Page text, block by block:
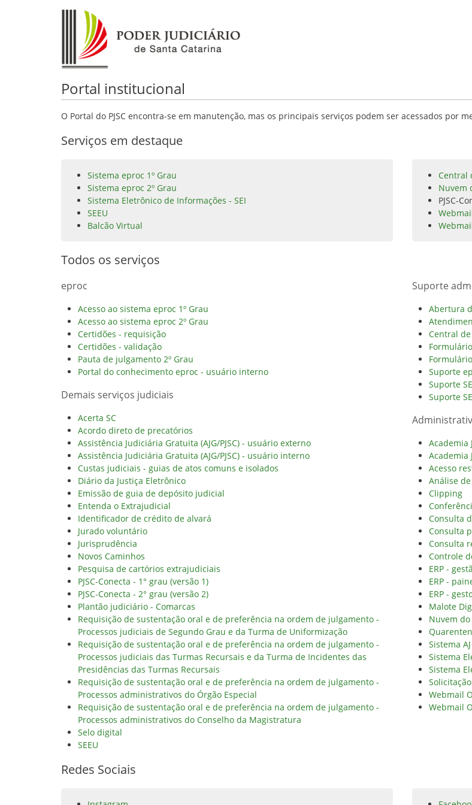
Portal institucional
O Portal do PJSC encontra-se em manutenção, mas os principais serviços podem ser acessados por
Serviços em destaque
Sistema eproc 1º Grau
Sistema eproc 2º Grau
Sistema Eletrônico de Informações - SEI
SEEU
Balcão Virtual
Central
Nuvem
PJSC-
Todos os serviços
eproc
Acesso ao sistema eproc 1º Grau
Acesso ao sistema eproc 2º Grau
Certidões - requisição
Certidões - validação
Pauta de julgamento 2º Grau
Portal do conhecimento eproc - usuário interno
Demais serviços judiciais
Acerta SC
Acordo direto de precatórios
Assistência Judiciária Gratuita (AJG/PJSC) - usuário externo
Assistência Judiciária Gratuita (AJG/PJSC) - usuário interno
Custas judiciais - guias de atos comuns e isolados
Diário da Justiça Eletrônico
Emissão de guia de depósito judicial
Entenda o Extrajudicial
Identificador de crédito de alvará
Jurado voluntário
Jurisprudência
Novos Caminhos
Pesquisa de cartórios extrajudiciais
PJSC-Conecta - 1° grau (versão 1)
PJSC-Conecta - 2° grau (versão 2)
Plantão judiciário - Comarcas
Requisição de sustentação oral e de preferência na ordem de julgamento -
Processos judiciais de Segundo Grau e da Turma de Uniformização
Requisição de sustentação oral e de preferência na ordem de julgamento -
Processos judiciais das Turmas Recursais e da Turma de Incidentes das
Presidências das Turmas Recursais
Requisição de sustentação oral e de preferência na ordem de julgamento -
Processos administrativos do Órgão Especial
Requisição de sustentação oral e de preferência na ordem de julgamento -
Processos administrativos do Conselho da Magistratura
Selo digital
SEEU
Suporte
Abertura
Central
Suporte
Suporte
Suporte
Academia
Academia
Acesso
Análise
Clipping
Consulta
Consulta
Consulta
Controle
ERP -
ERP -
ERP -
Malote
Nuvem do
Sistema
Sistema
Sistema
Webmail
Webmail
Redes Sociais